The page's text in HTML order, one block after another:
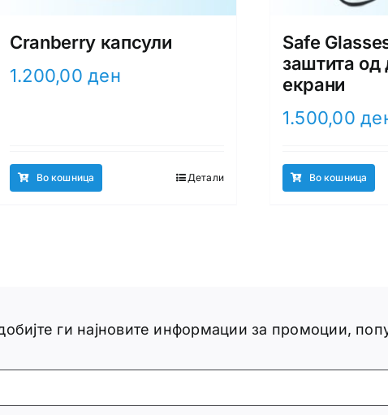
Cranberry капсули
1.200,00ден
Во кошница Детали
Safe
заштита од
екрани
1.500,00
Во кошница
ги најновите информации за промоции,